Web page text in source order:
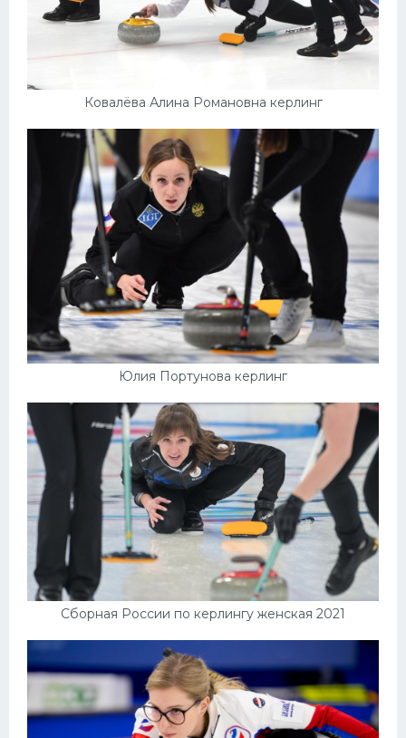
Ковалёва Алина Романовна керлинг
Юлия Портунова керлинг
Сборная России по керлингу женская 2021